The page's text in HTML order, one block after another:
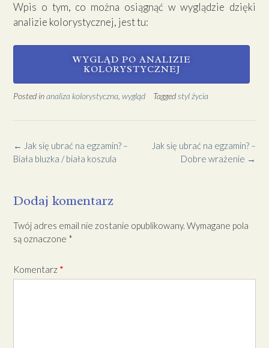
Wpis o tym, co można osiągnąć w wyglądzie dzięki
analizie kolorystycznej, jest tu:
WYGLĄD PO ANALIZIE
KOLORYSTYCZNEJ
Posted inanaliza kolorystyczna wygląd Tagged styl życia
Jak się ubrać na egzamin? –
Dobre wrażenie →
← Jak się ubrać na egzamin? –
Biała bluzka / biała koszula
Dodaj komentarz
Twój adres email nie zostanie opublikowany. Wymagane pola
są oznaczone *
Komentarz *